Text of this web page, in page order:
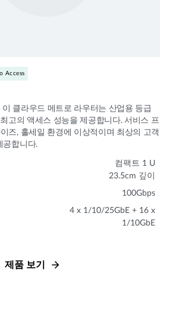
Access
클라우드 메트로 라우터는 산업용 등급
고의 액세스 성능을 제공합니다. 서비스 프
즈, 홀세일 환경에 이상적이며 최상의 고객
공합니다.
컴팩트 1 U
23.5cm 깊이
100Gbps
4 x 1/10/25GbE + 16 x
1/10GbE
제품 보기